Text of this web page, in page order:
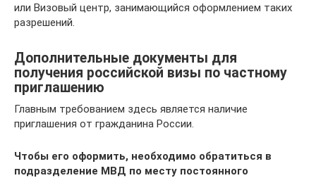
или Визовый центр, занимающийся оформлением таких
разрешений.
Дополнительные документы для
получения российской визы по частному
приглашению
Главным требованием здесь является наличие
приглашения от гражданина России.
Чтобы его оформить, необходимо обратиться в
подразделение МВД по месту постоянного